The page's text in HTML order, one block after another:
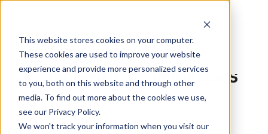
This website stores cookies on your computer.
These cookies are used to improve your website
experience and provide more personalized services
to you, both on this website and through other
media. To find out more about the cookies we use,
see our Privacy Policy.
We won't track your information when you visit our
contenu
Rechercher :
GUIRLANDES LUMINEUSES